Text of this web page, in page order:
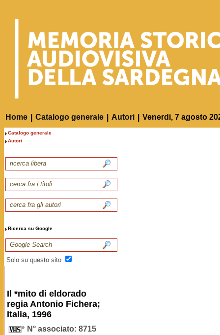
Home Catalogo generale Autori Venerdi, 7 agosto
Catalogo generale
Autori
Ricerca su Google
Solo su questo sito
Il *mito di eldorado
regia Antonio Fichera;
Italia, 1996
N° associato: 8715